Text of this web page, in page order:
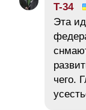
T-34
Эта
чего.